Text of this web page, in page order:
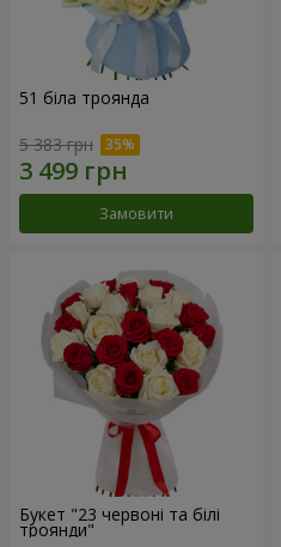
51 біла троянда
5 383 грн
Замовити
Букет "23 червоні та білі
троянди"